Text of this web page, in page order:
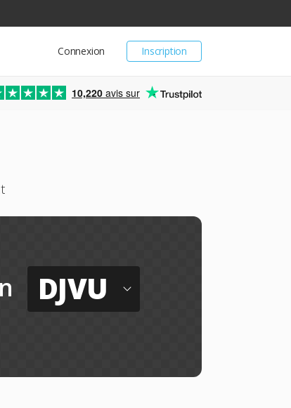
Inscription
Connexion
10,220 avis sur
DJVU